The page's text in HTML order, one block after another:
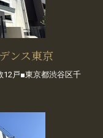
ンス東京
12戸■東京都渋谷区千